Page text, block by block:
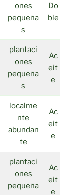
ones
pequeña
s
Do
ble
plantaci
ones
pequeña
s
Ac
eit
e
localme
nte
abundan
te
Ac
eit
e
plantaci
ones
pequeña
Ac
eit
e